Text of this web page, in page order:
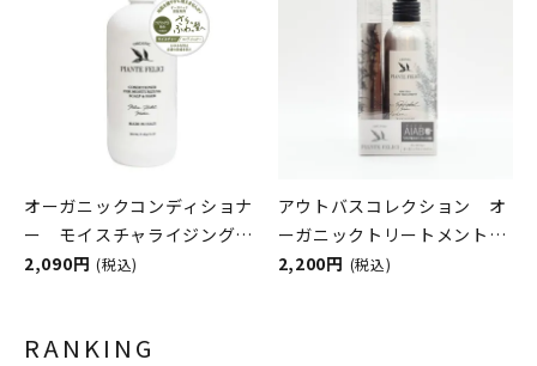
オーガニックコンディショナ
ー モイスチャライジング
スカルプ＆ヘア PIANTE
2,090円 (税込)
アウトバスコレクション オ
ーガニックトリートメント＆
トライアル限定キット
2,200円 (税込)
RANKING